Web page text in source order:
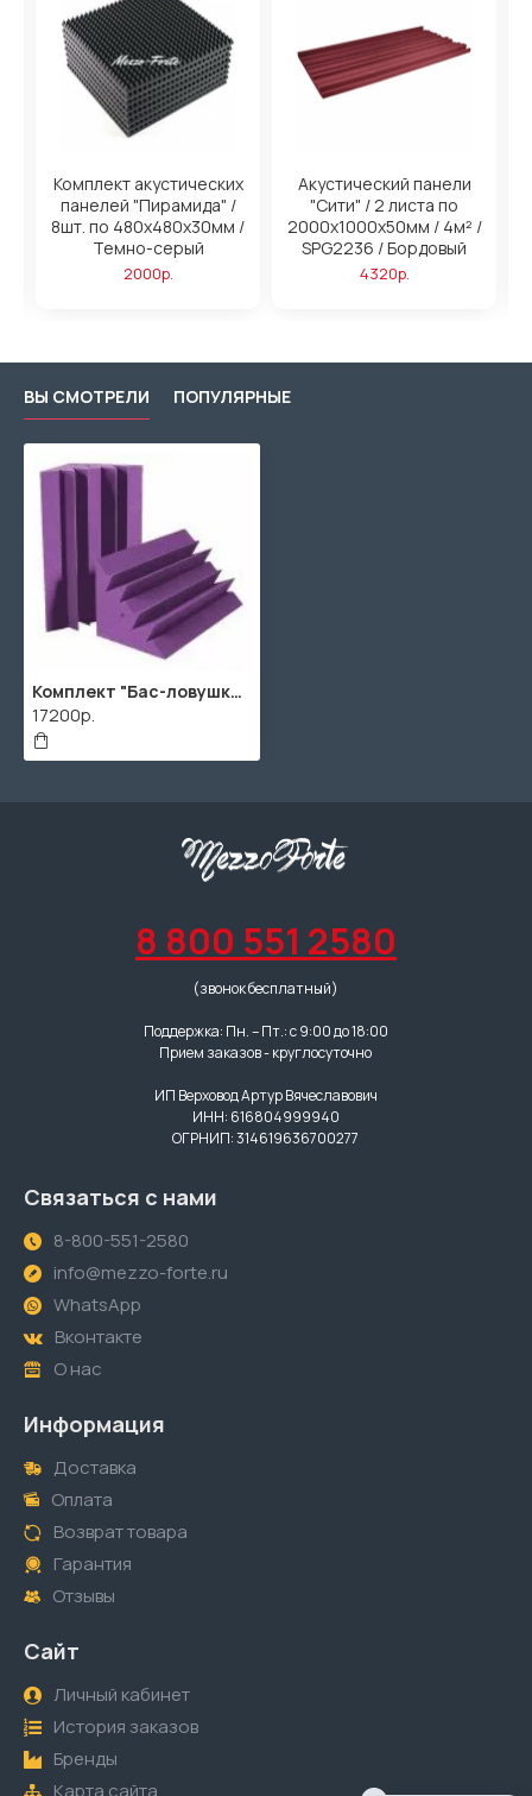
Комплект акустических
панелей "Пирамида" /
8шт. по 480x480х30мм /
Темно-серый
2000р.
Акустический панели
"Сити" / 2 листа по
2000х1000х50мм / 4м² /
SPG2236 / Бордовый
4320р.
ВЫ СМОТРЕЛИ ПОПУЛЯРНЫЕ
Комплект "Бас-ловушка 250" / 16шт. по 1000х250х250мм / SPG2236 / Фиолетовый
17200р.
8 800 551 2580
(звонок бесплатный)
Поддержка: Пн. – Пт.: с 9:00 до 18:00
Прием заказов - круглосуточно
ИП Верховод Артур Вячеславович
ИНН: 616804999940
ОГРНИП: 314619636700277
Связаться с нами
8-800-551-2580
info@mezzo-forte.ru
WhatsApp
Вконтакте
О нас
Информация
Доставка
Оплата
Возврат товара
Гарантия
Отзывы
Сайт
Личный кабинет
История заказов
Бренды
Карта сайта